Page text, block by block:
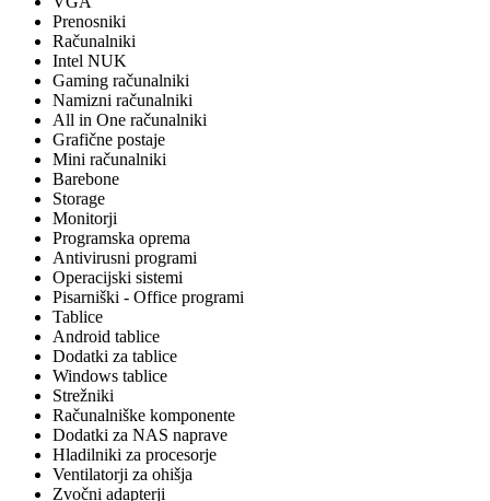
Prenosniki
Računalniki
Intel NUK
Gaming računalniki
Namizni računalniki
All in One računalniki
Grafične postaje
Mini računalniki
Barebone
Storage
Monitorji
Programska oprema
Antivirusni programi
Operacijski sistemi
Pisarniški - Office programi
Tablice
Android tablice
Dodatki za tablice
Windows tablice
Strežniki
Računalniške komponente
Dodatki za NAS naprave
Hladilniki za procesorje
Ventilatorji za ohišja
Zvočni adapterji